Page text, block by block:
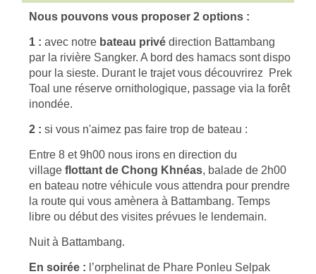
Nous pouvons vous proposer 2 options :
1 : avec notre bateau privé direction Battambang
par la rivière Sangker. A bord des hamacs sont dispo
pour la sieste. Durant le trajet vous découvrirez Prek
Toal une réserve ornithologique, passage via la forêt
inondée.
2 : si vous n'aimez pas faire trop de bateau :
Entre 8 et 9h00 nous irons en direction du
villageflottant de Chong Khnéas, balade de 2h00
en bateau notre véhicule vous attendra pour prendre
la route qui vous amènera à Battambang. Temps
libre ou début des visites prévues le lendemain.
Nuit à Battambang.
En soirée : l’orphelinat de Phare Ponleu Selpak